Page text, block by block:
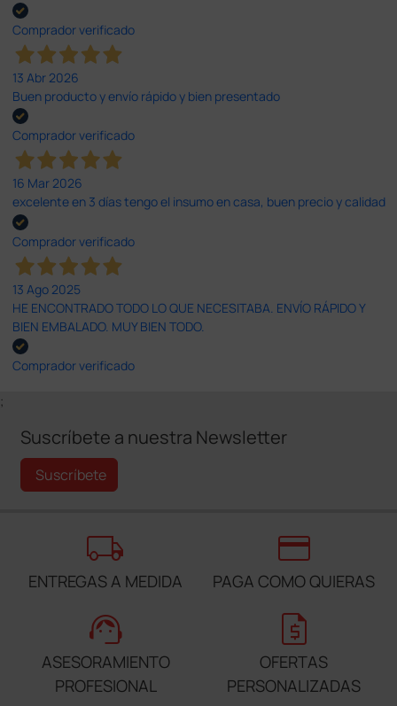
Comprador verificado
13 Abr 2026
Buen producto y envío rápido y bien presentado
Comprador verificado
16 Mar 2026
excelente en 3 días tengo el insumo en casa, buen precio y calidad
Comprador verificado
13 Ago 2025
HE ENCONTRADO TODO LO QUE NECESITABA. ENVÍO RÁPIDO Y
BIEN EMBALADO. MUY BIEN TODO.
Comprador verificado
;
Suscríbete a nuestra Newsletter
Suscríbete
local_shipping
ENTREGAS A MEDIDA
credit_card
PAGA COMO QUIERAS
support_agent
ASESORAMIENTO
PROFESIONAL
request_quote
OFERTAS
PERSONALIZADAS